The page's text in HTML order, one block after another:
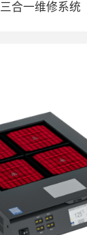
三合一维修系统